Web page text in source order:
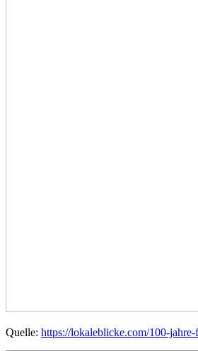
Quelle: https://lokaleblicke.com/100-